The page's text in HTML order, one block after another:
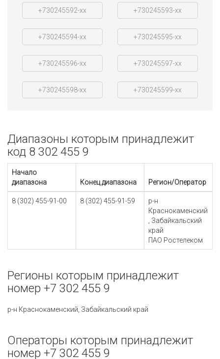
+730245592-xx +730245593-xx
+730245594-xx +730245595-xx
+730245596-xx +730245597-xx
+730245598-xx +730245599-xx
Диапазоны которым принадлежит
код 8 302 455 9
Начало
диапазона
Конец диапазона Регион/Оператор
8 (302) 455-91-00 8 (302) 455-91-59
р-н
Краснокаменский
, Забайкальский
край
ПАО Ростелеком
Регионы которым принадлежит
номер +7 302 455 9
р-н Краснокаменский, Забайкальский край
Операторы которым принадлежит
номер +7 302 455 9